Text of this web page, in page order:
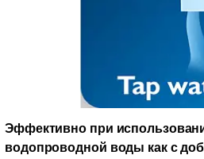
Эффективно при
водопроводной воды как с